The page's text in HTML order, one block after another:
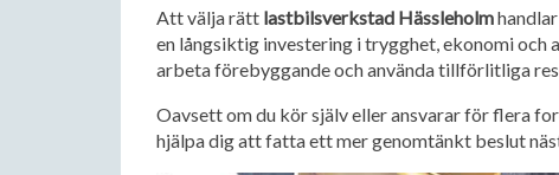
Att välja rätt lastbilsverkstad Hässleholm
en långsiktig investering i trygghet, ekonomi och
arbeta förebyggande och använda tillförlitliga
Oavsett om du kör själv eller ansvarar för flera
hjälpa dig att fatta ett mer genomtänkt beslut